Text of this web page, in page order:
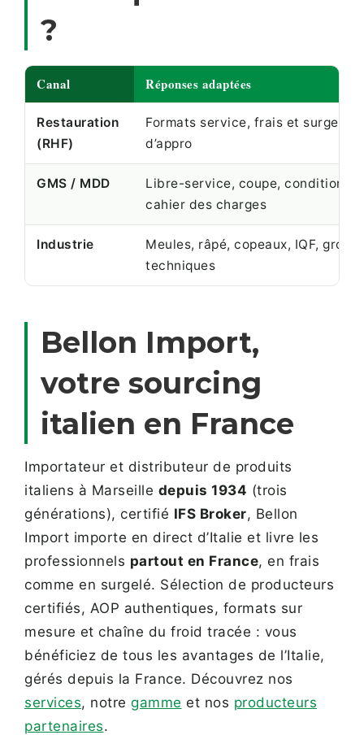
?
Canal Réponses adaptées
Restauration
(RHF)
Formats service, frais et surgelé,
d’appro
GMS / MDD
Libre-service, coupe,
cahier des charges
Industrie
Meules, râpé, copeaux, IQF, gros
techniques
Bellon Import,
votre sourcing
italien en France
Importateur et distributeur de produits
italiens à Marseille depuis 1934 (trois
générations), certifié IFS Broker, Bellon
Import importe en direct d’Italie et livre les
professionnels partout en France, en frais
comme en surgelé. Sélection de producteurs
certifiés, AOP authentiques, formats sur
mesure et chaîne du froid tracée : vous
bénéficiez de tous les avantages de l’Italie,
gérés depuis la France. Découvrez nos
services, notre gamme et nos producteurs
partenaires.